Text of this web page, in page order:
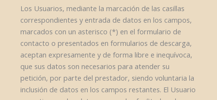
Los Usuarios, mediante la marcación de las casillas
correspondientes y entrada de datos en los campos,
marcados con un asterisco (*) en el formulario de
contacto o presentados en formularios de descarga,
aceptan expresamente y de forma libre e inequívoca,
que sus datos son necesarios para atender su
petición, por parte del prestador, siendo voluntaria la
inclusión de datos en los campos restantes. El Usuario